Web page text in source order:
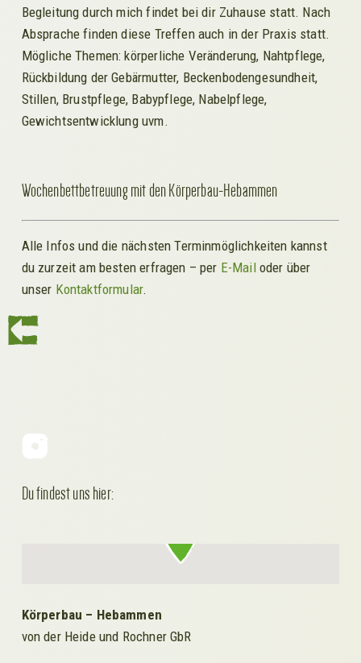
Begleitung durch mich findet bei dir Zuhause statt. Nach
Absprache finden diese Treffen auch in der Praxis statt.
Mögliche Themen: körperliche Veränderung, Nahtpflege,
Rückbildung der Gebärmutter, Beckenbodengesundheit,
Stillen, Brustpflege, Babypflege, Nabelpflege,
Gewichtsentwicklung uvm.
Wochenbettbetreuung mit den Körperbau-Hebammen
Alle Infos und die nächsten Terminmöglichkeiten kannst
du zurzeit am besten erfragen – per E-Mailoder über
unser Kontaktformular.
Du findest uns hier:
Körperbau – Hebammen
von der Heide und Rochner GbR